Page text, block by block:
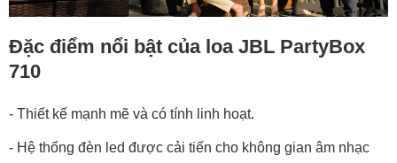
Đặc điểm nổi bật của loa JBL PartyBox
710
- Thiết kế mạnh mẽ và có tính linh hoạt.
- Hệ thống đèn led được cải tiến cho không gian âm nhạc